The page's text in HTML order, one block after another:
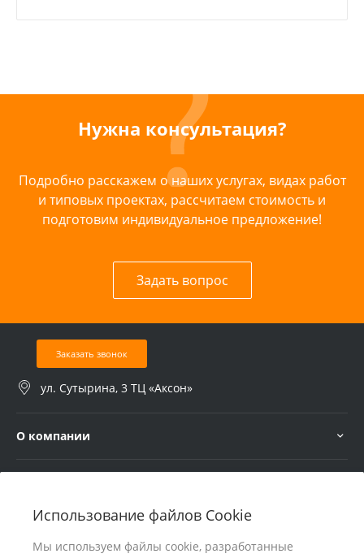
Использование файлов Cookie
Мы используем файлы cookie, разработанные
Нужна консультация?
Подробно расскажем о наших услугах, видах работ
и типовых проектах, рассчитаем стоимость и
подготовим индивидуальное предложение!
Задать вопрос
Заказать звонок
ул. Сутырина, 3 ТЦ «Аксон»
О компании